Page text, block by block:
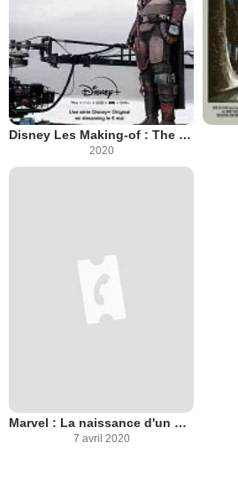
Disney Les Making-of : The Mandalorian
2020
Marvel : La naissance d'un univers
7 avril 2020